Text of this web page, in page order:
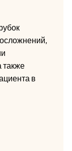
также
в